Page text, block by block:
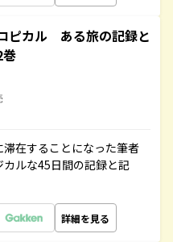
ピカル ある旅の記録と
在することになった筆者
ルな45日間の記録と記
詳細を見る